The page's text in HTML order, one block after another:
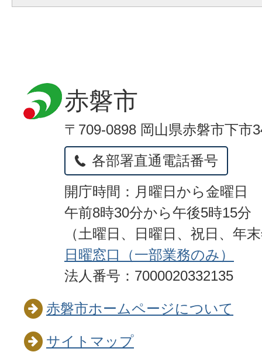
赤磐市
〒709-0898 岡山県赤磐市下市
各部署直通電話番号
開庁時間：月曜日から金曜日
午前8時30分から午後5時15分
（土曜日、日曜日、祝日、年
日曜窓口（一部業務のみ）
法人番号：7000020332135
赤磐市ホームページについて
サイトマップ